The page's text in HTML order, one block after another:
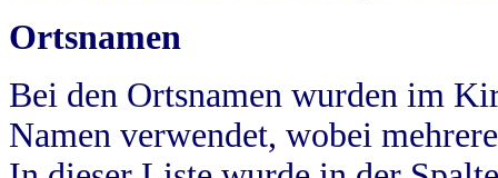
Ortsnamen
Bei den Ortsnamen wurden im
Namen verwendet, wobei